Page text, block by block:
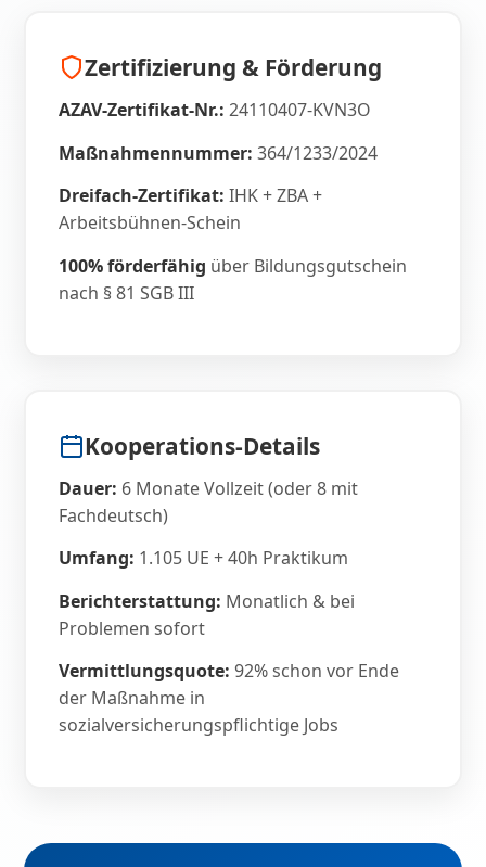
Zertifizierung & Förderung
AZAV-Zertifikat-Nr.: 24110407-KVN3O
Maßnahmennummer: 364/1233/2024
Dreifach-Zertifikat: IHK + ZBA +
Arbeitsbühnen-Schein
100% förderfähig über Bildungsgutschein
nach § 81 SGB III
Kooperations-Details
Dauer: 6 Monate Vollzeit (oder 8 mit
Fachdeutsch)
Umfang: 1.105 UE + 40h Praktikum
Berichterstattung: Monatlich & bei
Problemen sofort
Vermittlungsquote: 92% schon vor Ende
der Maßnahme in
sozialversicherungspflichtige Jobs